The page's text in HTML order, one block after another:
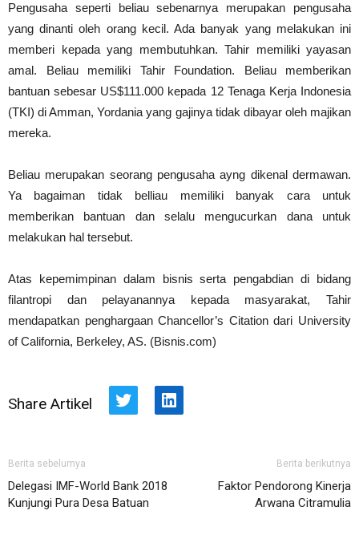
Pengusaha seperti beliau sebenarnya merupakan pengusaha
yang dinanti oleh orang kecil. Ada banyak yang melakukan ini
memberi kepada yang membutuhkan. Tahir memiliki yayasan
amal. Beliau memiliki Tahir Foundation. Beliau memberikan
bantuan sebesar US$111.000 kepada 12 Tenaga Kerja Indonesia
(TKI) di Amman, Yordania yang gajinya tidak dibayar oleh majikan
mereka.
Beliau merupakan seorang pengusaha ayng dikenal dermawan.
Ya bagaiman tidak belliau memiliki banyak cara untuk
memberikan bantuan dan selalu mengucurkan dana untuk
melakukan hal tersebut.
Atas kepemimpinan dalam bisnis serta pengabdian di bidang
filantropi dan pelayanannya kepada masyarakat, Tahir
mendapatkan penghargaan Chancellor’s Citation dari University
of California, Berkeley, AS. (Bisnis.com)
Share Artikel Twitter LinkedIn
Berita sebelumya
Delegasi IMF-World Bank 2018
Kunjungi Pura Desa Batuan
Berita berikutnya
Faktor Pendorong Kinerja
Arwana Citramulia